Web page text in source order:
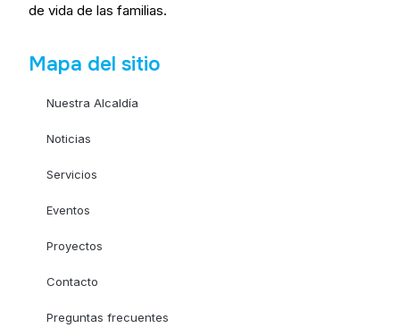
de vida de las familias.
Mapa del sitio
Nuestra Alcaldía
Noticias
Servicios
Eventos
Proyectos
Contacto
Preguntas frecuentes